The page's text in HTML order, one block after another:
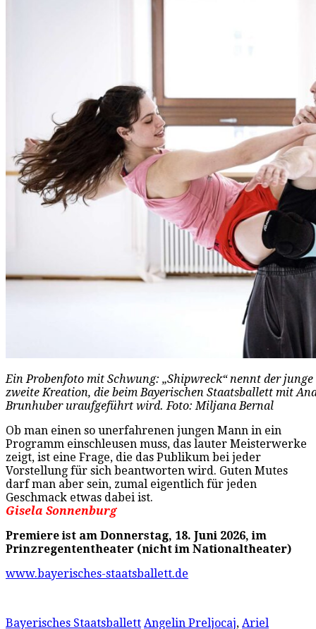
Ein Probenfoto mit Schwung: „Shipwreck“ nennt der junge
zweite Kreation, die beim Bayerischen Staatsballett mit
Brunhuber uraufgeführt wird. Foto: Miljana Bernal
Ob man einen so unerfahrenen jungen Mann in ein
Programm einschleusen muss, das lauter Meisterwerke
zeigt, ist eine Frage, die das Publikum bei jeder
Vorstellung für sich beantworten wird. Guten Mutes
darf man aber sein, zumal eigentlich für jeden
Geschmack etwas dabei ist.
Gisela Sonnenburg
Premiere ist am Donnerstag, 18. Juni 2026, im
Prinzregententheater (nicht im Nationaltheater)
www.bayerisches-staatsballett.de
Bayerisches Staatsballett Angelin Preljocaj, Ariel